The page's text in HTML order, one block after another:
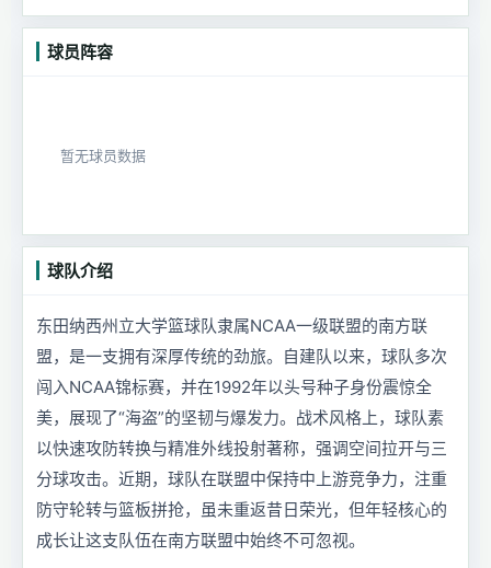
球员阵容
暂无球员数据
球队介绍
东田纳西州立大学篮球队隶属NCAA一级联盟的南方联
盟，是一支拥有深厚传统的劲旅。自建队以来，球队多次
闯入NCAA锦标赛，并在1992年以头号种子身份震惊全
美，展现了“海盗”的坚韧与爆发力。战术风格上，球队素
以快速攻防转换与精准外线投射著称，强调空间拉开与三
分球攻击。近期，球队在联盟中保持中上游竞争力，注重
防守轮转与篮板拼抢，虽未重返昔日荣光，但年轻核心的
成长让这支队伍在南方联盟中始终不可忽视。